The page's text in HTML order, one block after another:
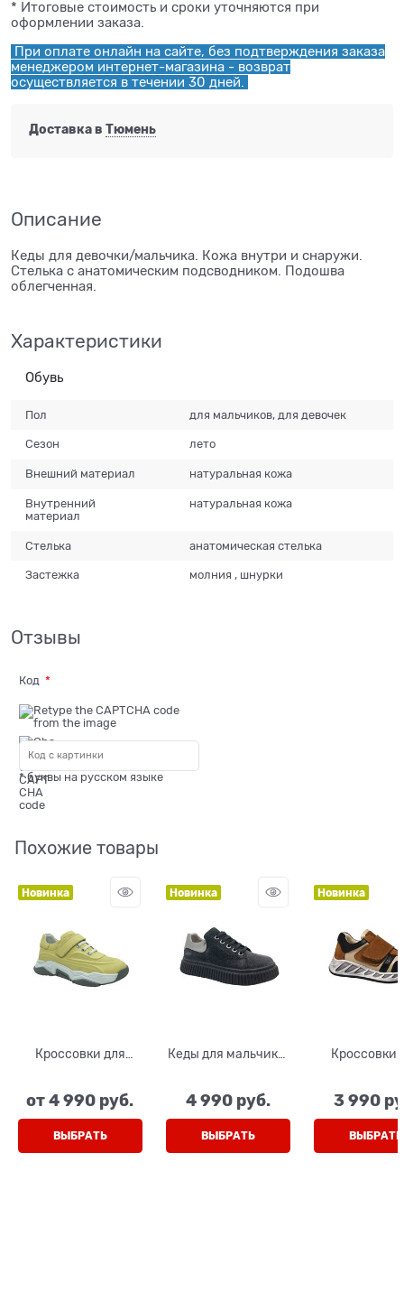
* Итоговые стоимость и сроки уточняются при
оформлении заказа.
При оплате онлайн на сайте, без подтверждения заказа
менеджером интернет-магазина - возврат
осуществляется в течении 30 дней.
Доставка в Тюмень
Описание
Кеды для девочки/мальчика. Кожа внутри и снаружи.
Стелька с анатомическим подсводником. Подошва
облегченная.
Характеристики
Обувь
Пол для мальчиков, для девочек
Сезон лето
Внешний материал натуральная кожа
Внутренний
материал
натуральная кожа
Стелька анатомическая стелька
Застежка молния , шнурки
Отзывы
Код
* буквы на русском языке
Похожие товары
Новинка
Кроссовки для
шнурки/липучка
от4 990 руб.
ВЫБРАТЬ
Новинка
Кеды для мальчика,
молния
4 990 руб.
ВЫБРАТЬ
Новинка
Кроссовки
липучке
3 990
ВЫБРАТЬ